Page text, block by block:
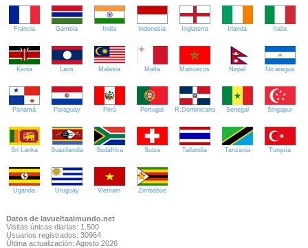
Francia Gambia India Indonesia Inglaterra Irlanda Italia
Kenia Laos Malasia Malta Marruecos Nepal Nicaragua
Panamá Paraguay Perú Portugal R.Dominicana Senegal Singapur
Sri Lanka Suazilandia Sudáfrica Suiza Tailandia Tanzania Turquía
Uganda Uruguay Vietnam Zimbabue
Datos de lavueltaalmundo.net
Visitas únicas diarias: 1.500
Usuarios registrados: 30964
Última actualización: Agosto 2026